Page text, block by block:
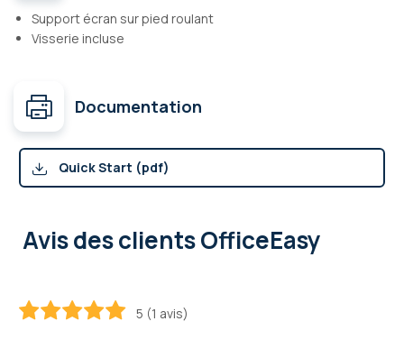
Support écran sur pied roulant
Visserie incluse
Documentation
Quick Start (pdf)
Avis des clients OfficeEasy
5 (1 avis)